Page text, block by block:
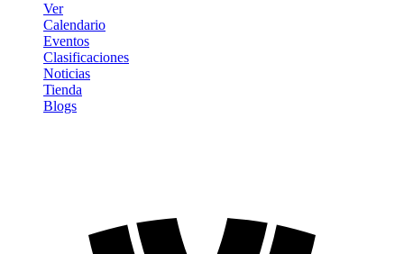
Ver
Calendario
Eventos
Clasificaciones
Noticias
Tienda
Blogs